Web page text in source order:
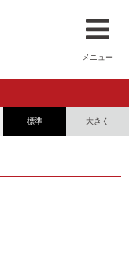
メニュー
標準 大きく